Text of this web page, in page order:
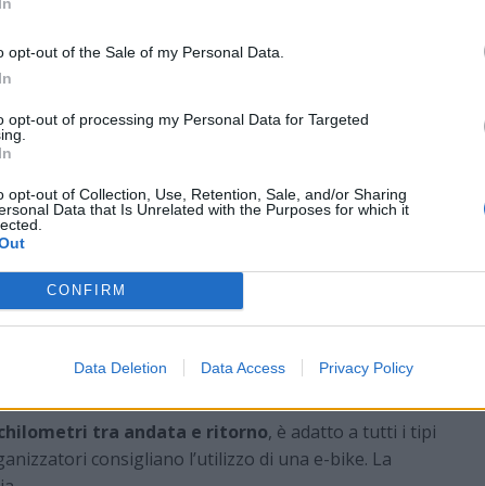
opt-out of the Sale of my Personal Data.
opt-out of processing my Personal Data for Targeted
opt-out of Collection, Use, Retention, Sale, and/or Sharing
Data that Is Unrelated with the Purposes for which it
CONFIRM
Data Deletion Data Access Privacy Policy
lavoro e trasformazioni del paesaggio.
del territorio
anche le Guardie Ecologiche Volontarie del
i partecipanti alla scoperta degli
alle piante esotiche presenti nell’area
che caratterizzano questa porzione di
per approfondire la conoscenza della fauna e
al Mulino del Trotto, in via Molino del Trotto a
tra andata e ritorno, è adatto a tutti i tipi
consigliano l’utilizzo di una e-bike. La